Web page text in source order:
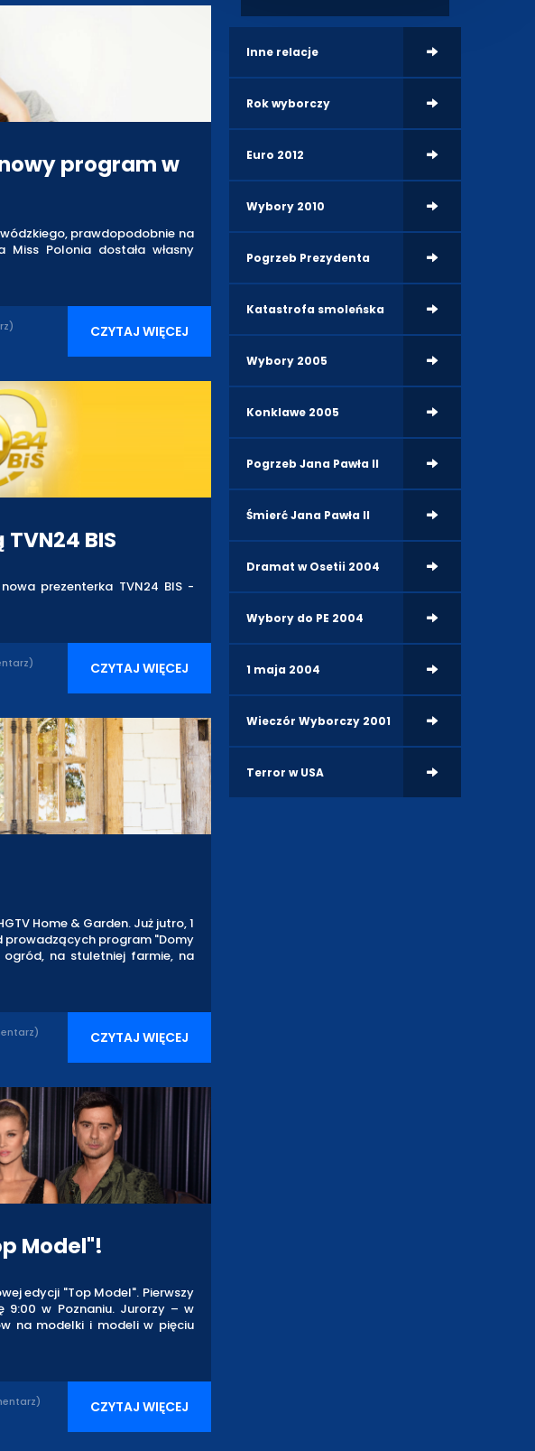
program w
prawdopodobnie na
Polonia dostała własny
CZYTAJ WIĘCEJ
BIS
prezenterka TVN24 BIS -
CZYTAJ WIĘCEJ
Home & Garden. Już jutro, 1
program "Domy
ogród, na stuletniej farmie, na
CZYTAJ WIĘCEJ
Model"!
edycji "Top Model". Pierwszy
9:00 w Poznaniu. Jurorzy – w
na modelki i modeli w pięciu
CZYTAJ WIĘCEJ
Inne relacje
Rok wyborczy
Euro 2012
Wybory 2010
Pogrzeb Prezydenta
Katastrofa smoleńska
Wybory 2005
Konklawe 2005
Pogrzeb Jana Pawła II
Śmierć Jana Pawła II
Dramat w Osetii 2004
Wybory do PE 2004
1 maja 2004
Wieczór Wyborczy 2001
Terror w USA